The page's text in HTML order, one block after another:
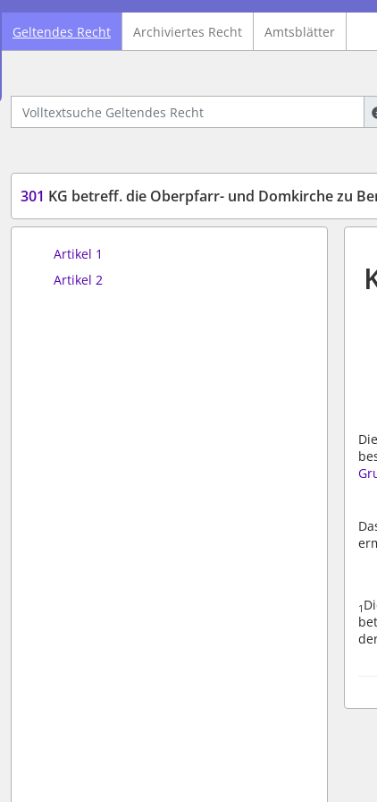
Kirchenrecht
Geltendes Recht Archiviertes Recht Amtsblätter
Volltextsuche Geltendes Recht
301 KG betreff. die Oberpfarr- und Domkirche zu
Artikel 1
Artikel 2
1